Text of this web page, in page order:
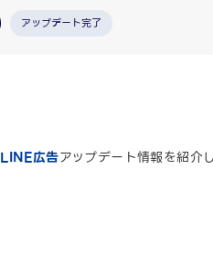
アップデート完了
LINE広告アップデート情報を紹介し